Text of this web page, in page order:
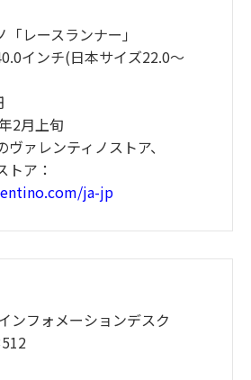
レースランナー」
インチ(日本サイズ22.0～
2月上旬
ァレンティノストア、
トア：
ja-jp
ンフォメーションデスク